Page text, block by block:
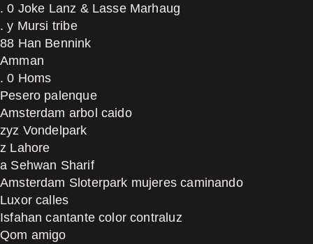
. 0 Joke Lanz & Lasse Marhaug
. y Mursi tribe
88 Han Bennink
Amman
. 0 Homs
Pesero palenque
Amsterdam arbol caido
zyz Vondelpark
z Lahore
a Sehwan Sharif
Amsterdam Sloterpark mujeres caminando
Luxor calles
Isfahan cantante color contraluz
Qom amigo